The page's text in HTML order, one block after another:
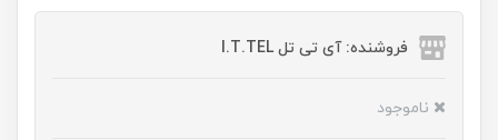
فروشنده: آی تی تل I.T.TEL
ناموجود